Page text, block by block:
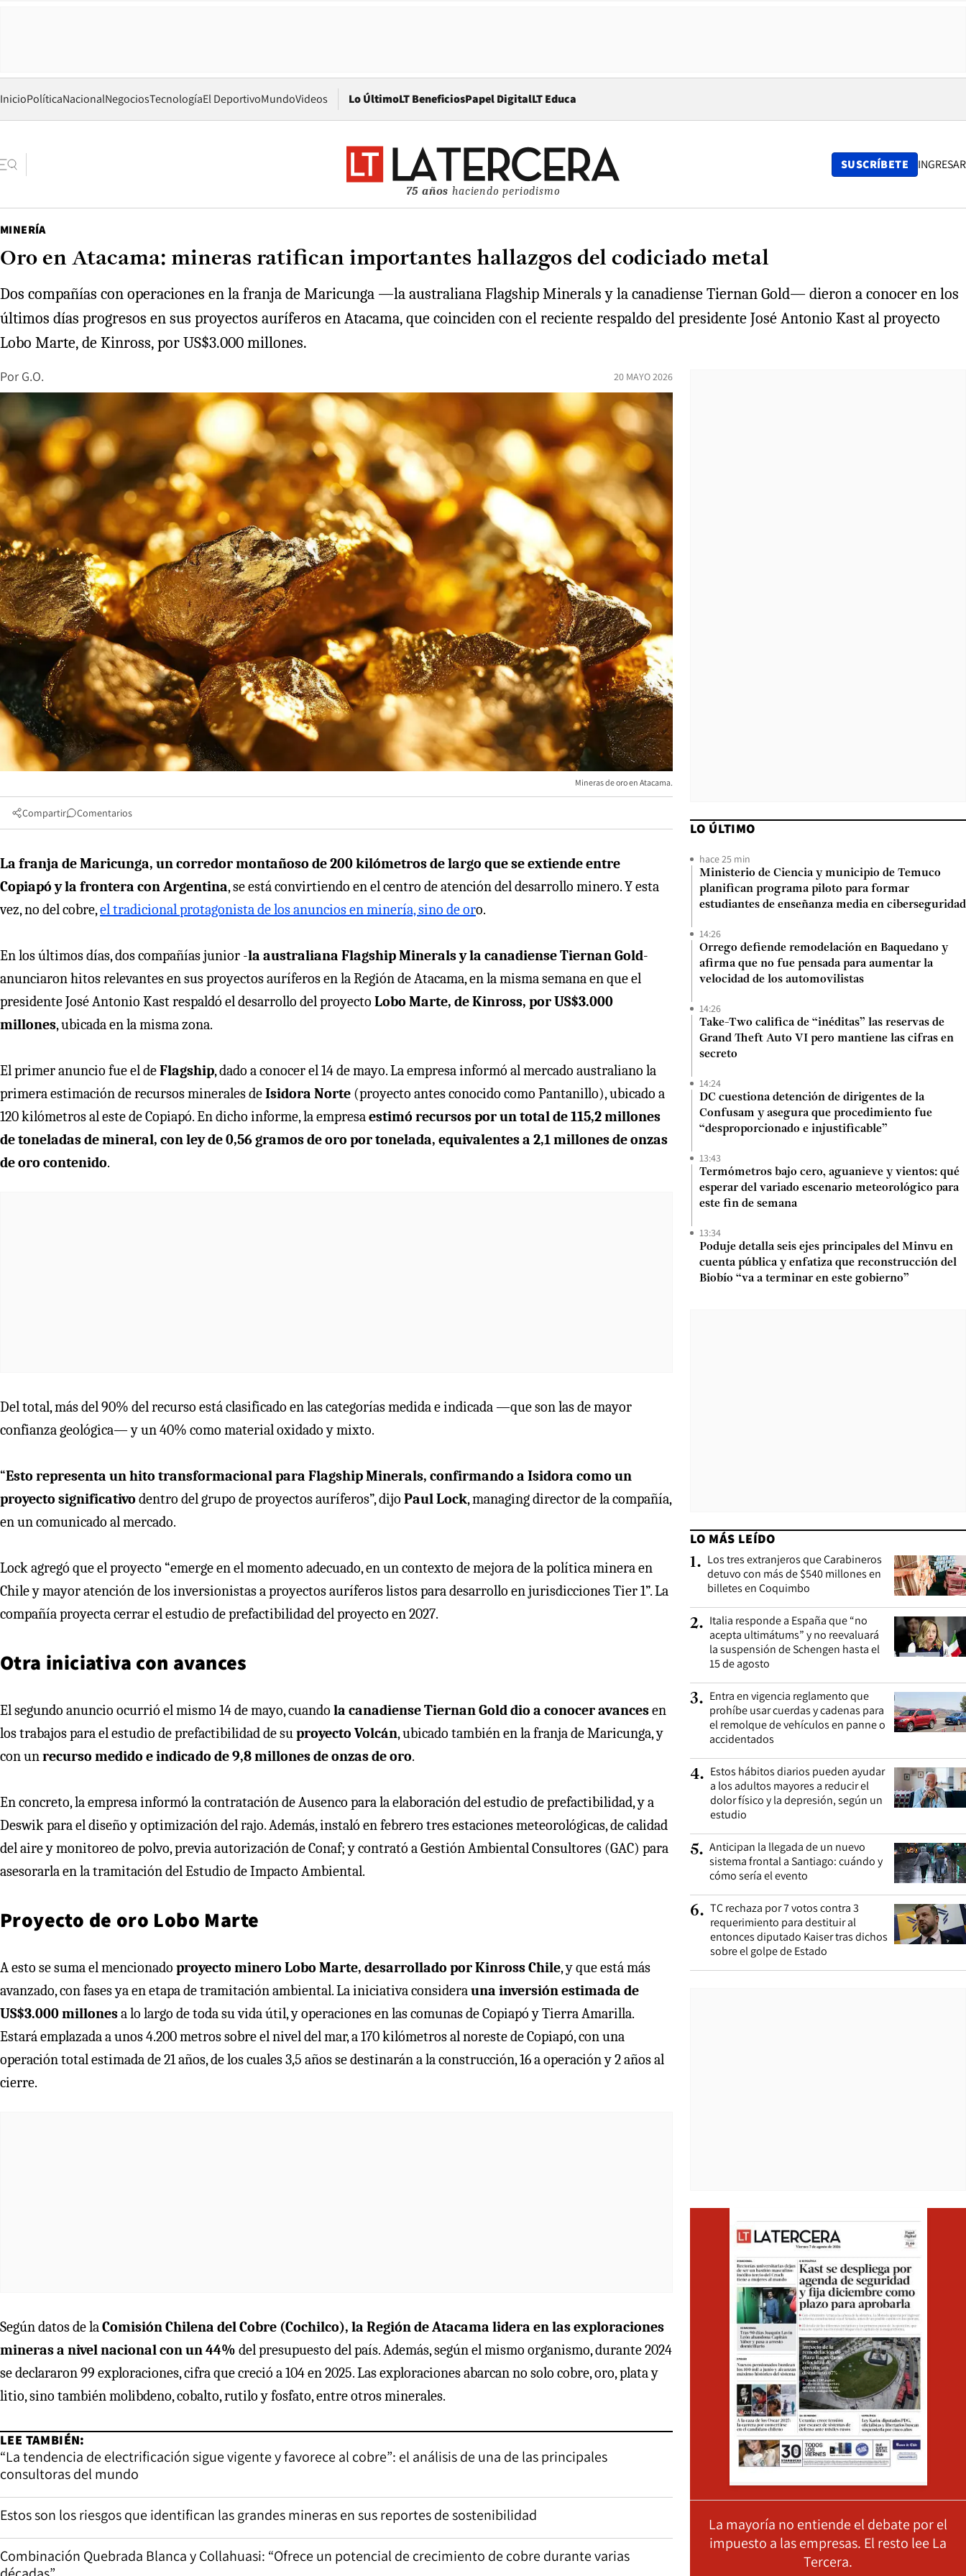
InicioPolíticaNacionalNegociosTecnologíaEl DeportivoMundoVideos Lo ÚltimoLT BeneficiosPapel DigitalOpens in new window
LT Educa
75 años haciendo periodismo
SUSCRÍBETE INGRESAR
MINERÍA
Oro en Atacama: mineras ratifican importantes hallazgos del codiciado metal
Dos compañías con operaciones en la franja de Maricunga —la australiana Flagship Minerals y la canadiense Tiernan Gold— dieron a conocer en los
últimos días progresos en sus proyectos auríferos en Atacama, que coinciden con el reciente respaldo del presidente José Antonio Kast al proyecto
Lobo Marte, de Kinross, por US$3.000 millones.
Por G.O. 20 MAYO 2026
Mineras de oro en Atacama.
Compartir Comentarios
La franja de Maricunga, un corredor montañoso de 200 kilómetros de largo que se extiende entre
Copiapó y la frontera con Argentina, se está convirtiendo en el centro de atención del desarrollo minero. Y esta
vez, no del cobre,el tradicional protagonista de los anuncios en minería, sino de oro.
En los últimos días, dos compañías junior -la australiana Flagship Minerals y la canadiense Tiernan Gold-
anunciaron hitos relevantes en sus proyectos auríferos en la Región de Atacama, en la misma semana en que el
presidente José Antonio Kast respaldó el desarrollo del proyecto Lobo Marte, de Kinross, por US$3.000
millones, ubicada en la misma zona.
El primer anuncio fue el deFlagship, dado a conocer el 14 de mayo. La empresa informó al mercado australiano la
primera estimación de recursos minerales deIsidora Norte (proyecto antes conocido como Pantanillo), ubicado a
120 kilómetros al este de Copiapó. En dicho informe, la empresaestimó recursos por un total de 115,2 millones
de toneladas de mineral, con ley de 0,56 gramos de oro por tonelada, equivalentes a 2,1 millones de onzas
de oro contenido.
Del total, más del 90% del recurso está clasificado en las categorías medida e indicada —que son las de mayor
confianza geológica— y un 40% como material oxidado y mixto.
“Esto representa un hito transformacional para Flagship Minerals, confirmando a Isidora como un
proyecto significativo dentro del grupo de proyectos auríferos”, dijo Paul Lock, managing director de la compañía,
en un comunicado al mercado.
Lock agregó que el proyecto “emerge en el momento adecuado, en un contexto de mejora de la política minera en
Chile y mayor atención de los inversionistas a proyectos auríferos listos para desarrollo en jurisdicciones Tier 1”. La
compañía proyecta cerrar el estudio de prefactibilidad del proyecto en 2027.
Otra iniciativa con avances
El segundo anuncio ocurrió el mismo 14 de mayo, cuando la canadiense Tiernan Gold dio a conocer avancesen
los trabajos para el estudio de prefactibilidad de suproyecto Volcán, ubicado también en la franja de Maricunga, y
con unrecurso medido e indicado de 9,8 millones de onzas de oro.
En concreto, la empresa informó la contratación de Ausenco para la elaboración del estudio de prefactibilidad, y a
Deswik para el diseño y optimización del rajo. Además, instaló en febrero tres estaciones meteorológicas, de calidad
del aire y monitoreo de polvo, previa autorización de Conaf; y contrató a Gestión Ambiental Consultores (GAC) para
asesorarla en la tramitación del Estudio de Impacto Ambiental.
Proyecto de oro Lobo Marte
A esto se suma el mencionado proyecto minero Lobo Marte, desarrollado por Kinross Chile, y que está más
avanzado, con fases ya en etapa de tramitación ambiental. La iniciativa considerauna inversión estimada de
US$3.000 millonesa lo largo de toda su vida útil, y operaciones en las comunas de Copiapó y Tierra Amarilla.
Estará emplazada a unos 4.200 metros sobre el nivel del mar, a 170 kilómetros al noreste de Copiapó, con una
operación total estimada de 21 años, de los cuales 3,5 años se destinarán a la construcción, 16 a operación y 2 años al
cierre.
Según datos de laComisión Chilena del Cobre (Cochilco), la Región de Atacama lidera en las exploraciones
mineras a nivel nacional con un 44% del presupuesto del país. Además, según el mismo organismo, durante 2024
se declararon 99 exploraciones, cifra que creció a 104 en 2025. Las exploraciones abarcan no solo cobre, oro, plata y
litio, sino también molibdeno, cobalto, rutilo y fosfato, entre otros minerales.
LEE TAMBIÉN:
“La tendencia de electrificación sigue vigente y favorece al cobre”: el análisis de una de las principales
consultoras del mundo
Estos son los riesgos que identifican las grandes mineras en sus reportes de sostenibilidad
Combinación Quebrada Blanca y Collahuasi: “Ofrece un potencial de crecimiento de cobre durante varias
LO ÚLTIMO
hace 25 min
Ministerio de Ciencia y municipio de Temuco
planifican programa piloto para formar
estudiantes de enseñanza media en ciberseguridad
14:26
Orrego defiende remodelación en Baquedano y
afirma que no fue pensada para aumentar la
velocidad de los automovilistas
14:26
Take-Two califica de “inéditas” las reservas de
Grand Theft Auto VI pero mantiene las cifras en
secreto
14:24
DC cuestiona detención de dirigentes de la
Confusam y asegura que procedimiento fue
“desproporcionado e injustificable”
13:43
Termómetros bajo cero, aguanieve y vientos: qué
esperar del variado escenario meteorológico para
este fin de semana
13:34
Poduje detalla seis ejes principales del Minvu en
cuenta pública y enfatiza que reconstrucción del
Biobío “va a terminar en este gobierno”
LO MÁS LEÍDO
1. Los tres extranjeros que Carabineros
detuvo con más de $540 millones en
billetes en Coquimbo
2. Italia responde a España que “no
acepta ultimátums” y no reevaluará
la suspensión de Schengen hasta el
15 de agosto
3. Entra en vigencia reglamento que
prohíbe usar cuerdas y cadenas para
el remolque de vehículos en panne o
accidentados
4. Estos hábitos diarios pueden ayudar
a los adultos mayores a reducir el
dolor físico y la depresión, según un
estudio
5. Anticipan la llegada de un nuevo
sistema frontal a Santiago: cuándo y
cómo sería el evento
6. TC rechaza por 7 votos contra 3
requerimiento para destituir al
entonces diputado Kaiser tras dichos
sobre el golpe de Estado
La mayoría no entiende el debate por el
impuesto a las empresas. El resto lee La
Tercera.